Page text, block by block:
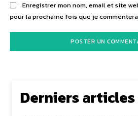
Enregistrer mon nom, email et site
pour la prochaine fois que je
Derniers articles